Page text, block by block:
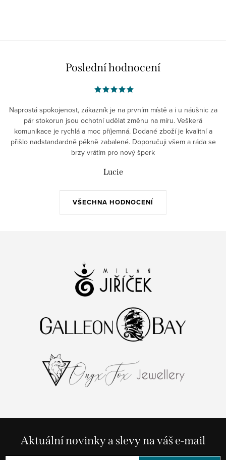
Poslední hodnocení
VŠECHNA HODNOCENÍ
Naprostá spokojenost, zákazník je na prvním místě a i u náušnic za
pár stokorun jsou ochotní udělat změnu na míru. Veškerá
komunikace je rychlá a moc příjemná. Dodané zboží je kvalitní a
přišlo nadstandardně pěkně zabalené. Doporučuji všem a ráda se
brzy vrátím pro nový šperk
Lucie
Aktuální novinky a slevy na váš e-mail